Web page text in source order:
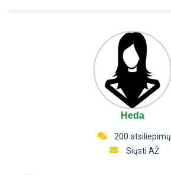
Heda
200 atsiliepimų
Siųsti AŽ